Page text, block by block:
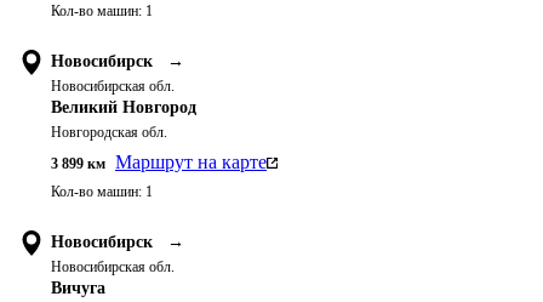
Кол-во машин: 1
Новосибирск →
Новосибирская обл.
Великий Новгород
Новгородская обл.
3 899 км Маршрут на карте
Кол-во машин: 1
Новосибирск →
Новосибирская обл.
Вичуга